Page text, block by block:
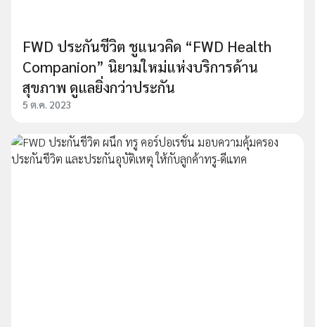
FWD ประกันชีวิต ชูแนวคิด “FWD Health
Companion” นิยามใหม่แห่งบริการด้าน
สุขภาพ ดูแลยิ่งกว่าประกัน
5 ต.ค. 2023